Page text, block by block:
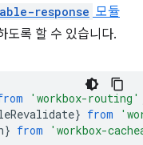
response 모듈
도록 할 수 있습니다.
'workbox-routing'
} from
} from 'workbox-